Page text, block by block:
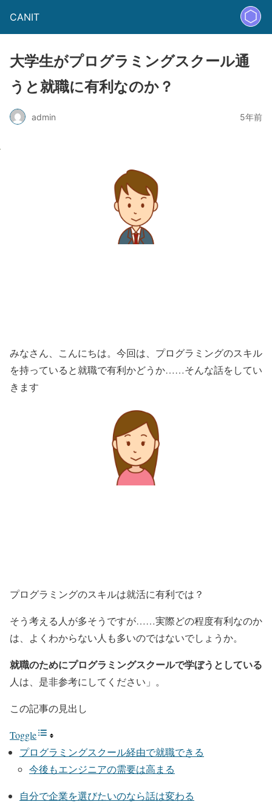
CANIT
大学生がプログラミングスクール通
うと就職に有利なのか？
admin 5年前
みなさん、こんにちは。今回は、プログラミングのスキル
を持っていると就職で有利かどうか……そんな話をしてい
きます
プログラミングのスキルは就活に有利では？
そう考える人が多そうですが……実際どの程度有利なのか
は、よくわからない人も多いのではないでしょうか。
就職のためにプログラミングスクールで学ぼうとしている
人は、是非参考にしてください」。
この記事の見出し
Toggle
プログラミングスクール経由で就職できる
今後もエンジニアの需要は高まる
自分で企業を選びたいのなら話は変わる